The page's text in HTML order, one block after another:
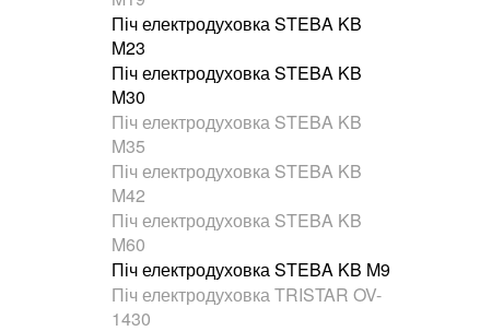
Піч електродуховка STEBA KB
M23
Піч електродуховка STEBA KB
M30
Піч електродуховка STEBA KB
M35
Піч електродуховка STEBA KB
M42
Піч електродуховка STEBA KB
M60
Піч електродуховка STEBA KB M9
Піч електродуховка TRISTAR OV-
1430